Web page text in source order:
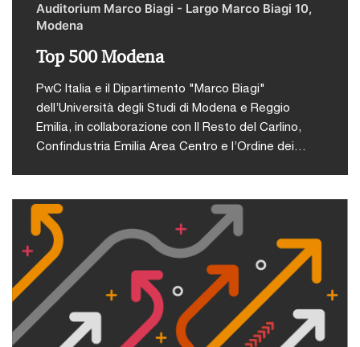
Auditorium Marco Biagi - Largo Marco Biagi 10,
Modena
Top 500 Modena
PwC Italia e il Dipartimento "Marco Biagi"
dell’Università degli Studi di Modena e Reggio
Emilia, in collaborazione con Il Resto del Carlino,
Confindustria Emilia Area Centro e l’Ordine dei
15:30 presso l’Auditorium Marco Biagi di Modena la
prima edizione di Top 500 Modena, l’evento che
fornirà una panoramica delle realtà imprenditoriali
modenesi, con una visione prospettica sugli
andamenti economici e sulle prossime sfide.Nel
corso dell’incontro, verranno presentati i dati della
ricerca sulle performance 2023 delle prime 500
imprese del territorio. Insieme ad alcuni imprenditori